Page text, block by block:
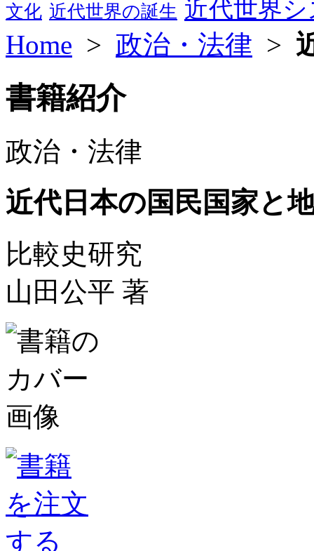
文化 近代世界の誕生 近代世界
Home > 政治・法律 >
書籍紹介
政治・法律
近代日本の国民国家と
比較史研究
山田公平 著